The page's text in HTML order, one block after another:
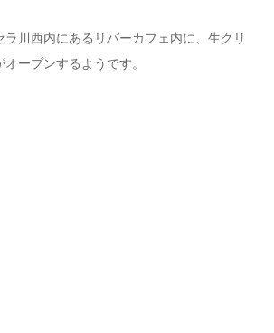
ラ川西内にあるリバーカフェ内に、生クリ
ープンするようです。